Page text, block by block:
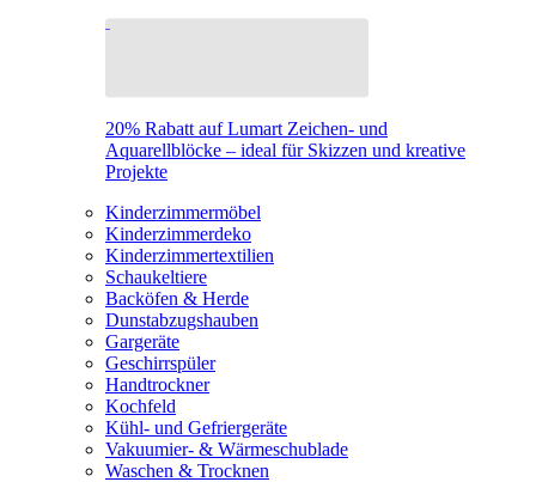
20% Rabatt auf Lumart Zeichen- und
Aquarellblöcke – ideal für Skizzen und kreative
Projekte
Kinderzimmermöbel
Kinderzimmerdeko
Kinderzimmertextilien
Schaukeltiere
Backöfen & Herde
Dunstabzugshauben
Gargeräte
Geschirrspüler
Handtrockner
Kochfeld
Kühl- und Gefriergeräte
Vakuumier- & Wärmeschublade
Waschen & Trocknen